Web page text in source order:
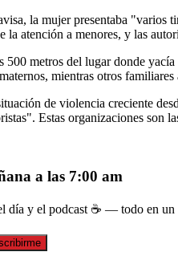
la mujer presentaba "varios
la atención a menores, y las
500 metros del lugar donde
mientras otros
de violencia creciente
Estas organizaciones son
a las 7:00 am
día y el podcast ☕ — todo en